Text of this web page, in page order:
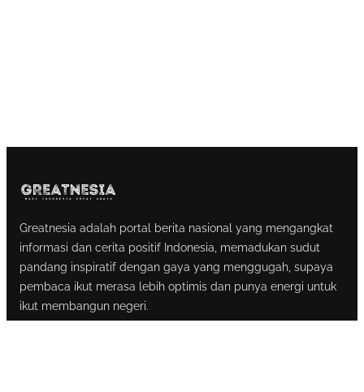
Greatnesia adalah portal berita nasional yang mengangkat
informasi dan cerita positif Indonesia, memadukan sudut
pandang inspiratif dengan gaya yang menggugah, supaya
pembaca ikut merasa lebih optimis dan punya energi untuk
ikut membangun negeri.